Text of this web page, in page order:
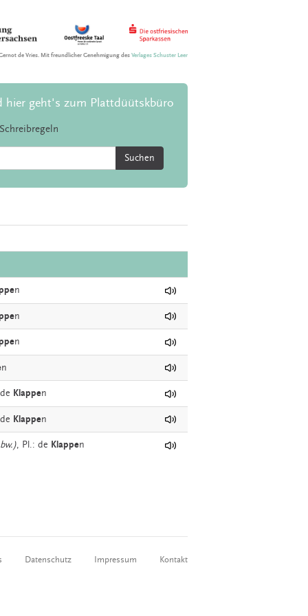
de Vries. Mit freundlicher Genehmigung desVerlages Schuster Leer
hier geht's zum Plattdüütskbüro
Schreibregeln
Suchen
n
n
n
n
Klappen
Klappen
, Pl.: de Klappen
Datenschutz Impressum Kontakt